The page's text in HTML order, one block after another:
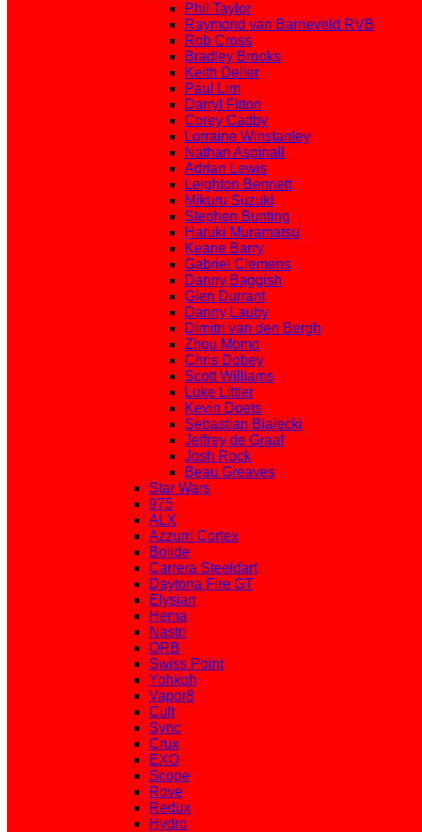
Phil Taylor
Raymond van Barneveld RVB
Rob Cross
Bradley Brooks
Keith Deller
Paul Lim
Darryl Fitton
Corey Cadby
Lorraine Winstanley
Nathan Aspinall
Adrian Lewis
Leighton Bennett
Mikuru Suzuki
Stephen Bunting
Haruki Muramatsu
Keane Barry
Gabriel Clemens
Danny Baggish
Glen Durrant
Danny Lauby
Dimitri van den Bergh
Zhou Momo
Chris Dobey
Scott Williams
Luke Littler
Kevin Doets
Sebastian Bialecki
Jeffrey de Graaf
Josh Rock
Beau Greaves
Star Wars
975
ALX
Azzurri Cortex
Bolide
Carrera Steeldart
Daytona Fire GT
Elysian
Hema
Nastri
ORB
Swiss Point
Yohkoh
Vapor8
Cult
Sync
Crux
EXO
Scope
Rove
Redux
Hydro